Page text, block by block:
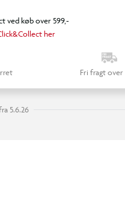
ved køb over 599,-
her
Fri fragt over
5.6.26